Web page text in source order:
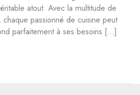
atout. Avec la multitude de
passionné de cuisine peut
parfaitement à ses besoins […]